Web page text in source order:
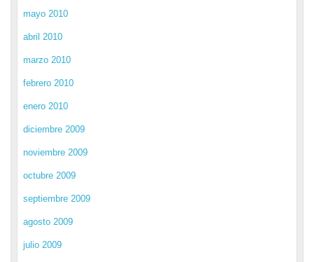
mayo 2010
abril 2010
marzo 2010
febrero 2010
enero 2010
diciembre 2009
noviembre 2009
octubre 2009
septiembre 2009
agosto 2009
julio 2009